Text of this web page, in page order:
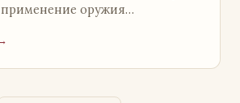
применение оружия